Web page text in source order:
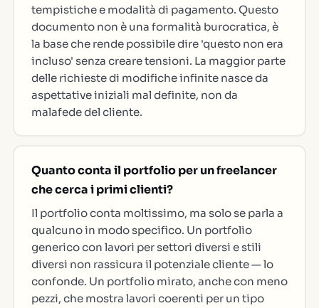
tempistiche e modalità di pagamento. Questo
documento non è una formalità burocratica, è
la base che rende possibile dire 'questo non era
incluso' senza creare tensioni. La maggior parte
delle richieste di modifiche infinite nasce da
aspettative iniziali mal definite, non da
malafede del cliente.
Quanto conta il portfolio per un freelancer
che cerca i primi clienti?
Il portfolio conta moltissimo, ma solo se parla a
qualcuno in modo specifico. Un portfolio
generico con lavori per settori diversi e stili
diversi non rassicura il potenziale cliente — lo
confonde. Un portfolio mirato, anche con meno
pezzi, che mostra lavori coerenti per un tipo